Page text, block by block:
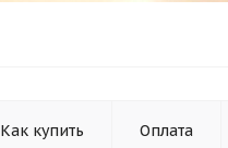
Как купить Оплата